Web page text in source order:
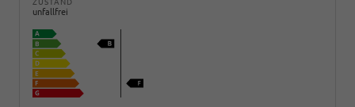
ZUSTAND
unfallfrei